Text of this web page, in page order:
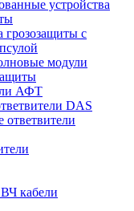
устройства
грозозащиты с
модули
АФТ
DAS
кабели